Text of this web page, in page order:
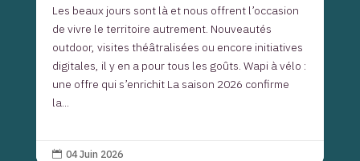
Les beaux jours sont là et nous offrent l’occasion
de vivre le territoire autrement. Nouveautés
outdoor, visites théâtralisées ou encore initiatives
digitales, il y en a pour tous les goûts. Wapi à vélo :
une offre qui s’enrichit La saison 2026 confirme
la...
 04 Juin 2026